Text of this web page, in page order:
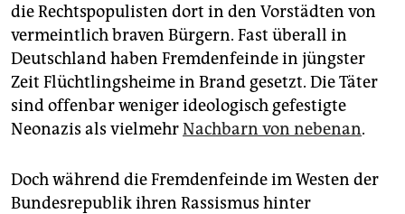
die Rechtspopulisten dort in den Vorstädten von
vermeintlich braven Bürgern. Fast überall in
Deutschland haben Fremdenfeinde in jüngster
Zeit Flüchtlingsheime in Brand gesetzt. Die Täter
sind offenbar weniger ideologisch gefestigte
Neonazis als vielmehrNachbarn von nebenan.
Doch während die Fremdenfeinde im Westen der
Bundesrepublik ihren Rassismus hinter